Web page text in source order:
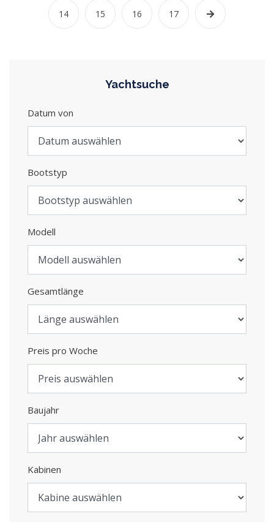
14 15 16 17
Yachtsuche
Datum von
Bootstyp
Modell
Gesamtlänge
Preis pro Woche
Baujahr
Kabinen